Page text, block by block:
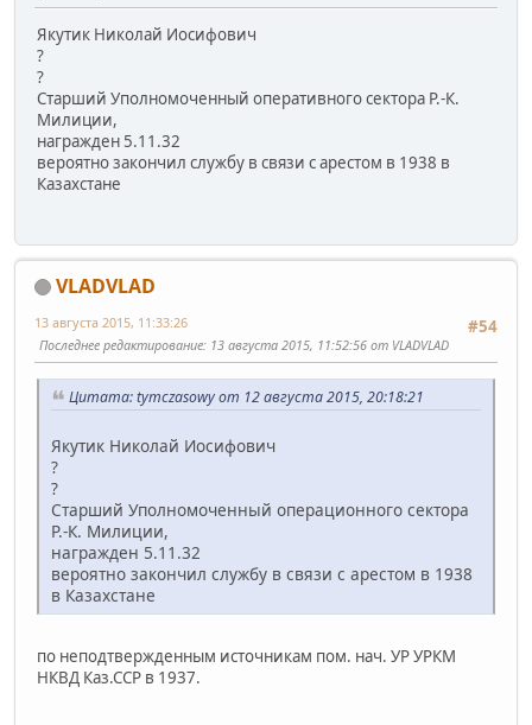
Якутик Николай Иосифович
?
?
Старший Уполномоченный оперативного сектора Р.-К.
Милиции,
награжден 5.11.32
вероятно закончил службу в связи с арестом в 1938 в
Казахстане
VLADVLAD
#54
13 августа 2015, 11:33:26
Последнее редактирование: 13 августа 2015, 11:52:56 от VLADVLAD
Цитата: tymczasowy от 12 августа 2015, 20:18:21
Якутик Николай Иосифович
?
?
Старший Уполномоченный операционного сектора
Р.-К. Милиции,
награжден 5.11.32
вероятно закончил службу в связи с арестом в 1938
в Казахстане
по неподтвержденным источникам пом. нач. УР УРКМ
НКВД Каз.ССР в 1937.